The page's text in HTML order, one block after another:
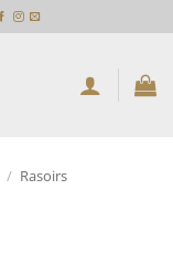
/ Rasoirs